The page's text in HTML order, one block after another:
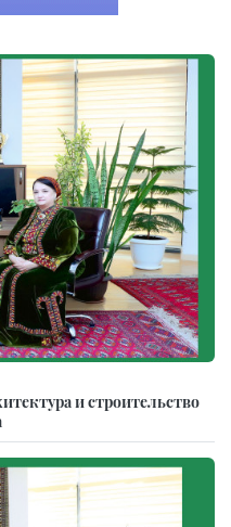
и строительство